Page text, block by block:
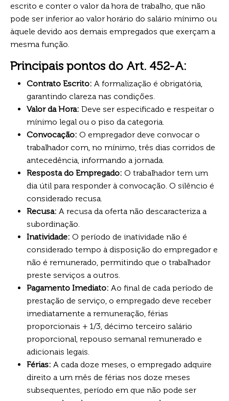
escrito e conter o valor da hora de trabalho, que não
pode ser inferior ao valor horário do salário mínimo ou
àquele devido aos demais empregados que exerçam a
mesma função.
Principais pontos do Art. 452-A:
Contrato Escrito: A formalização é obrigatória,
garantindo clareza nas condições.
Valor da Hora: Deve ser especificado e respeitar o
mínimo legal ou o piso da categoria.
Convocação: O empregador deve convocar o
trabalhador com, no mínimo, três dias corridos de
antecedência, informando a jornada.
Resposta do Empregado: O trabalhador tem um
dia útil para responder à convocação. O silêncio é
considerado recusa.
Recusa: A recusa da oferta não descaracteriza a
subordinação.
Inatividade: O período de inatividade não é
considerado tempo à disposição do empregador e
não é remunerado, permitindo que o trabalhador
preste serviços a outros.
Pagamento Imediato: Ao final de cada período de
prestação de serviço, o empregado deve receber
imediatamente a remuneração, férias
proporcionais + 1/3, décimo terceiro salário
proporcional, repouso semanal remunerado e
adicionais legais.
Férias: A cada doze meses, o empregado adquire
direito a um mês de férias nos doze meses
subsequentes, período em que não pode ser